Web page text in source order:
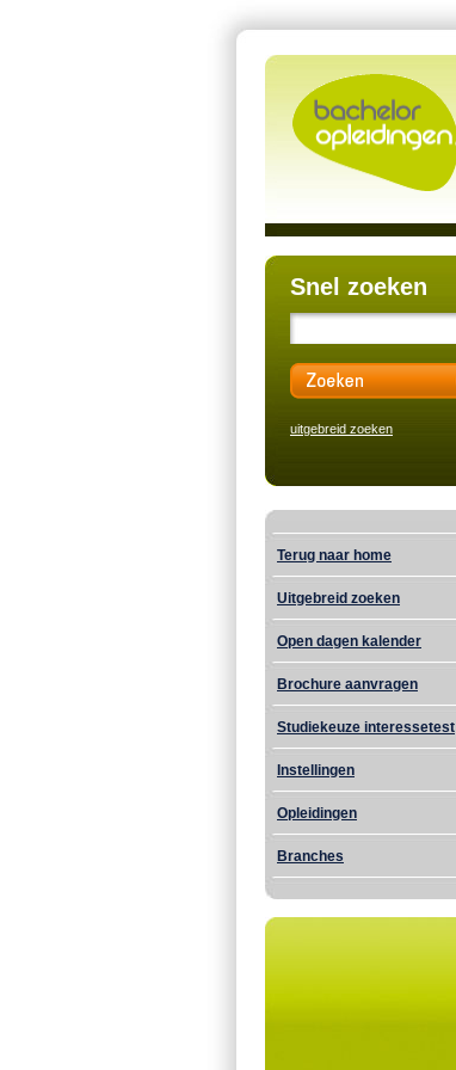
Snel zoeken
uitgebreid zoeken
Terug naar home
Uitgebreid zoeken
Open dagen kalender
Brochure aanvragen
Studiekeuze interessetest
Instellingen
Opleidingen
Branches